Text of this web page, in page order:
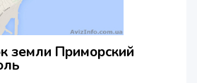
земли Приморский